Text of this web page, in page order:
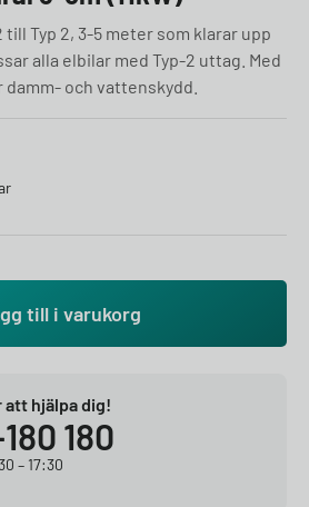
till Typ 2, 3-5 meter som klarar upp
alla elbilar med Typ-2 uttag. Med
och vattenskydd.
till i varukorg
att hjälpa dig!
180
– 17:30